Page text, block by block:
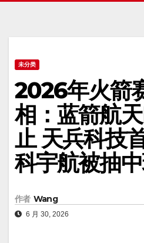
未分类
2026年火箭
相：蓝箭航
止 天兵科技
科宇航被抽
作者 Wang
6 月 30, 2026